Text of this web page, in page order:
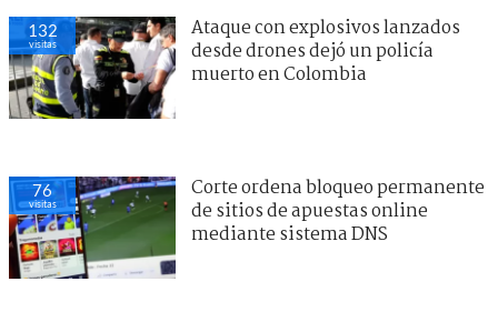
132
visitas
Ataque con explosivos lanzados
desde drones dejó un policía
muerto en Colombia
76
visitas
Corte ordena bloqueo permanente
de sitios de apuestas online
mediante sistema DNS